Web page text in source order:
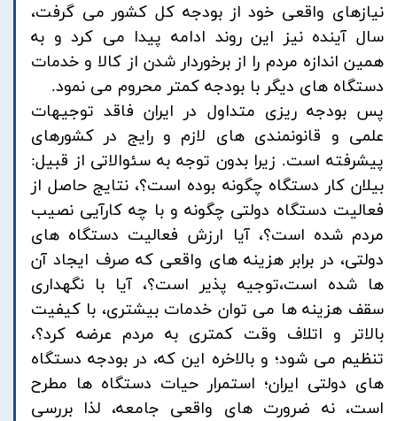
نیازهای واقعی خود از بودجه کل کشور می گرفت،
سال آینده نیز این روند ادامه پیدا می کرد و به
همین اندازه مردم را از برخوردار شدن از کالا و خدمات
دستگاه های دیگر با بودجه کمتر محروم می نمود.
پس بودجه ریزی متداول در ایران فاقد توجیهات
علمی و قانونمندی های لازم و رایج در کشورهای
پیشرفته است. زیرا بدون توجه به سئوالاتی از قبیل:
بیلان کار دستگاه چگونه بوده است؟، نتایج حاصل از
فعالیت دستگاه دولتی چگونه و با چه کارآیی نصیب
مردم شده است؟، آیا ارزش فعالیت دستگاه های
دولتی، در برابر هزینه های واقعی که صرف ایجاد آن
ها شده است،توجیه پذیر است؟، آیا با نگهداری
سقف هزینه ها می توان خدمات بیشتری، با کیفیت
بالاتر و اتلاف وقت کمتری به مردم عرضه کرد؟،
تنظیم می شود؛ و بالاخره این که، در بودجه دستگاه
های دولتی ایران؛ استمرار حیات دستگاه ها مطرح
است، نه ضرورت های واقعی جامعه، لذا بررسی